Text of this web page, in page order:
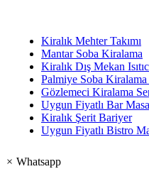
Kiralık Mehter Takımı
Mantar Soba Kiralama
Kiralık Dış Mekan
Palmiye Soba Kiralama
Gözlemeci Kiralama
Uygun Fiyatlı Bar
Kiralık Şerit Bariyer
Uygun Fiyatlı Bistro
× Whatsapp